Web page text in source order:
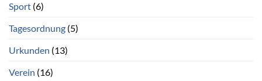
Sport (6)
Tagesordnung (5)
Urkunden (13)
Verein (16)